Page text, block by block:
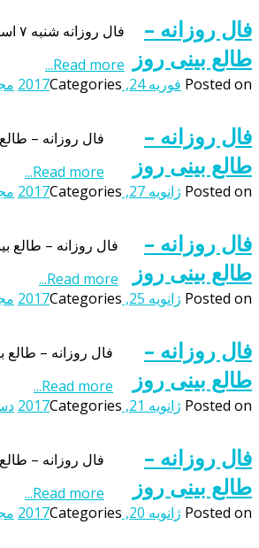
فال روزانه شنبه ۷ اسفند ماه ۹۵این فال به صورت منظم و روزانه و بر اساس ماه تولد اشخاص بروزرسانی می شود بنابراین شما می توانید با مراجعه به این صفحه از فال روزانه خود […]
Read more...
Posted on فوریه 24, 2017 Categories
فال روزانه –
طالع بینی روز
فال روزانه – طالع بینی روز جمعه ۸ بهمن ۹۵این فال به صورت منظم و روزانه و بر اساس ماه
Read more...
Posted on ژانویه 27, 2017 Categories
فال روزانه –
طالع بینی روز
فال روزانه – طالع بینی روز پنجشنبه ۷ بهمن ۹۵این فال به صورت منظم و روزانه و بر اساس ماه
Read more...
Posted on ژانویه 25, 2017 Categories
فال روزانه –
طالع بینی روز
فال روزانه – طالع بینی روز یکشنبه ۳ بهمن ۹۵این فال به صورت منظم و روزانه و بر اساس ماه
Read more...
Posted on ژانویه 21, 2017 Categories
فال روزانه –
طالع بینی روز
فال روزانه – طالع بینی روز جمعه ۱ بهمن ۹۵این فال به صورت منظم و روزانه و بر اساس ماه
Read more...
Posted on ژانویه 20, 2017 Categories
فال روزانه –
طالع بینی روز